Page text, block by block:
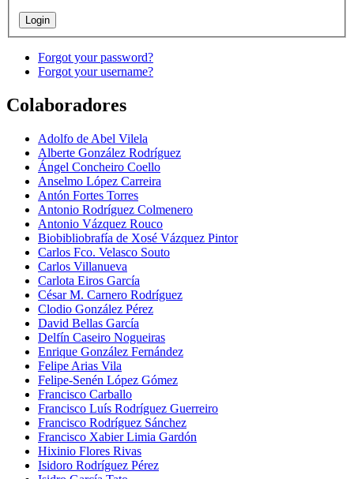
Forgot your password?
Forgot your username?
Colaboradores
Adolfo de Abel Vilela
Alberte González Rodríguez
Ángel Concheiro Coello
Anselmo López Carreira
Antón Fortes Torres
Antonio Rodríguez Colmenero
Antonio Vázquez Rouco
Biobibliobrafía de Xosé Vázquez Pintor
Carlos Fco. Velasco Souto
Carlos Villanueva
Carlota Eiros García
César M. Carnero Rodríguez
Clodio González Pérez
David Bellas García
Delfín Caseiro Nogueiras
Enrique González Fernández
Felipe Arias Vila
Felipe-Senén López Gómez
Francisco Carballo
Francisco Luís Rodríguez Guerreiro
Francisco Rodríguez Sánchez
Francisco Xabier Limia Gardón
Hixinio Flores Rivas
Isidoro Rodríguez Pérez